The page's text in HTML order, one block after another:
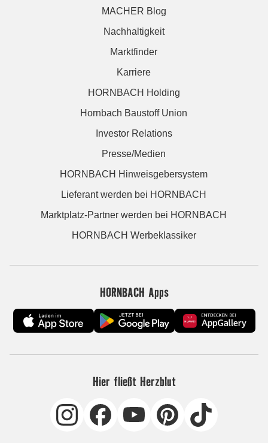
MACHER Blog
Nachhaltigkeit
Marktfinder
Karriere
HORNBACH Holding
Hornbach Baustoff Union
Investor Relations
Presse/Medien
HORNBACH Hinweisgebersystem
Lieferant werden bei HORNBACH
Marktplatz-Partner werden bei HORNBACH
HORNBACH Werbeklassiker
HORNBACH Apps
Hier fließt Herzblut